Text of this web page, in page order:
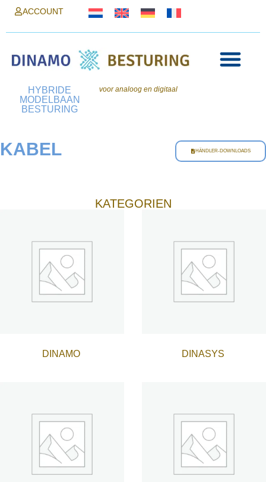
ACCOUNT
HYBRIDE
MODELBAAN
BESTURING
voor analoog en digitaal
KABEL HÄNDLER-DOWNLOADS
KATEGORIEN
DINAMO DINASYS